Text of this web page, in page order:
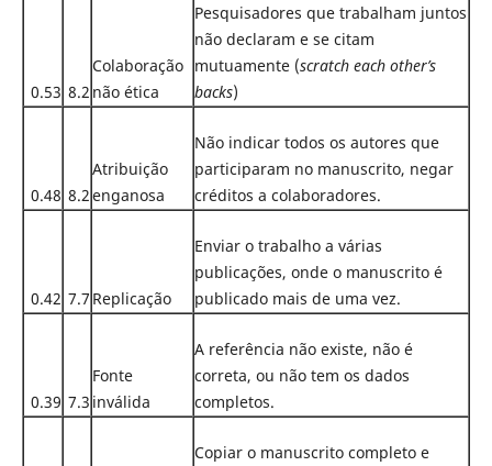
0.53 8.2
Colaboração
não ética
Pesquisadores que trabalham juntos
não declaram e se citam
mutuamente (scratch each other’s
backs)
0.48 8.2
Atribuição
enganosa
Não indicar todos os autores que
participaram no manuscrito, negar
créditos a colaboradores.
0.42 7.7 Replicação
Enviar o trabalho a várias
publicações, onde o manuscrito é
publicado mais de uma vez.
0.39 7.3
Fonte
inválida
A referência não existe, não é
correta, ou não tem os dados
completos.
Copiar o manuscrito completo e